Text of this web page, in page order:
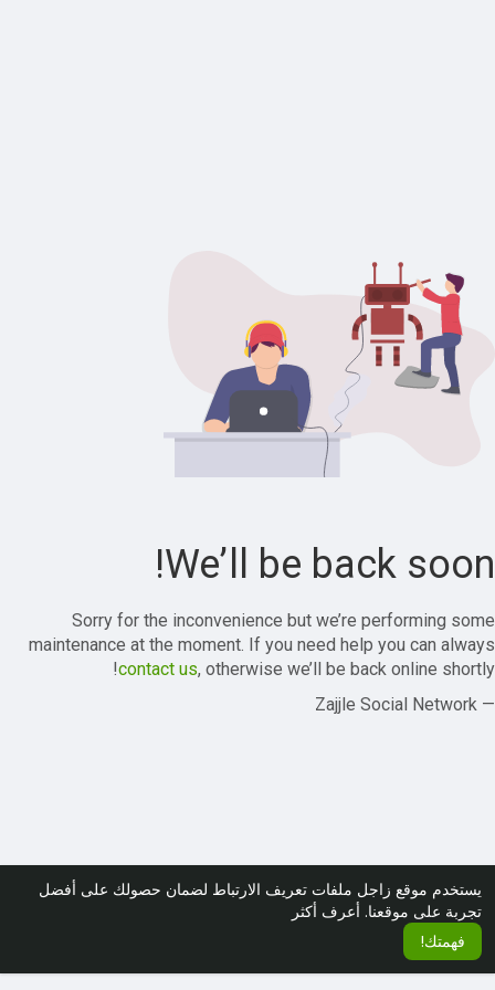
يستخدم موقع زاجل ملفات تعريف الارتباط لضمان حصولك على أفضل
تجربة على موقعنا. أعرف أكثر
فهمتك!
We’ll be back soon!
Sorry for the inconvenience but we’re performing some
maintenance at the moment. If you need help you can always
contact us, otherwise we’ll be back online shortly!
— Zajjle Social Network